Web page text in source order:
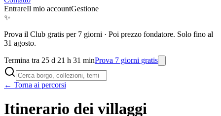
EntrareIl mio accountGestione
✨
Prova il Club gratis per 7 giorni · Poi prezzo fondatore. Solo fino al
31 agosto.
Termina tra 25 d 21 h 31 minProva 7 giorni gratis
← Torna ai percorsi
Itinerario dei villaggi